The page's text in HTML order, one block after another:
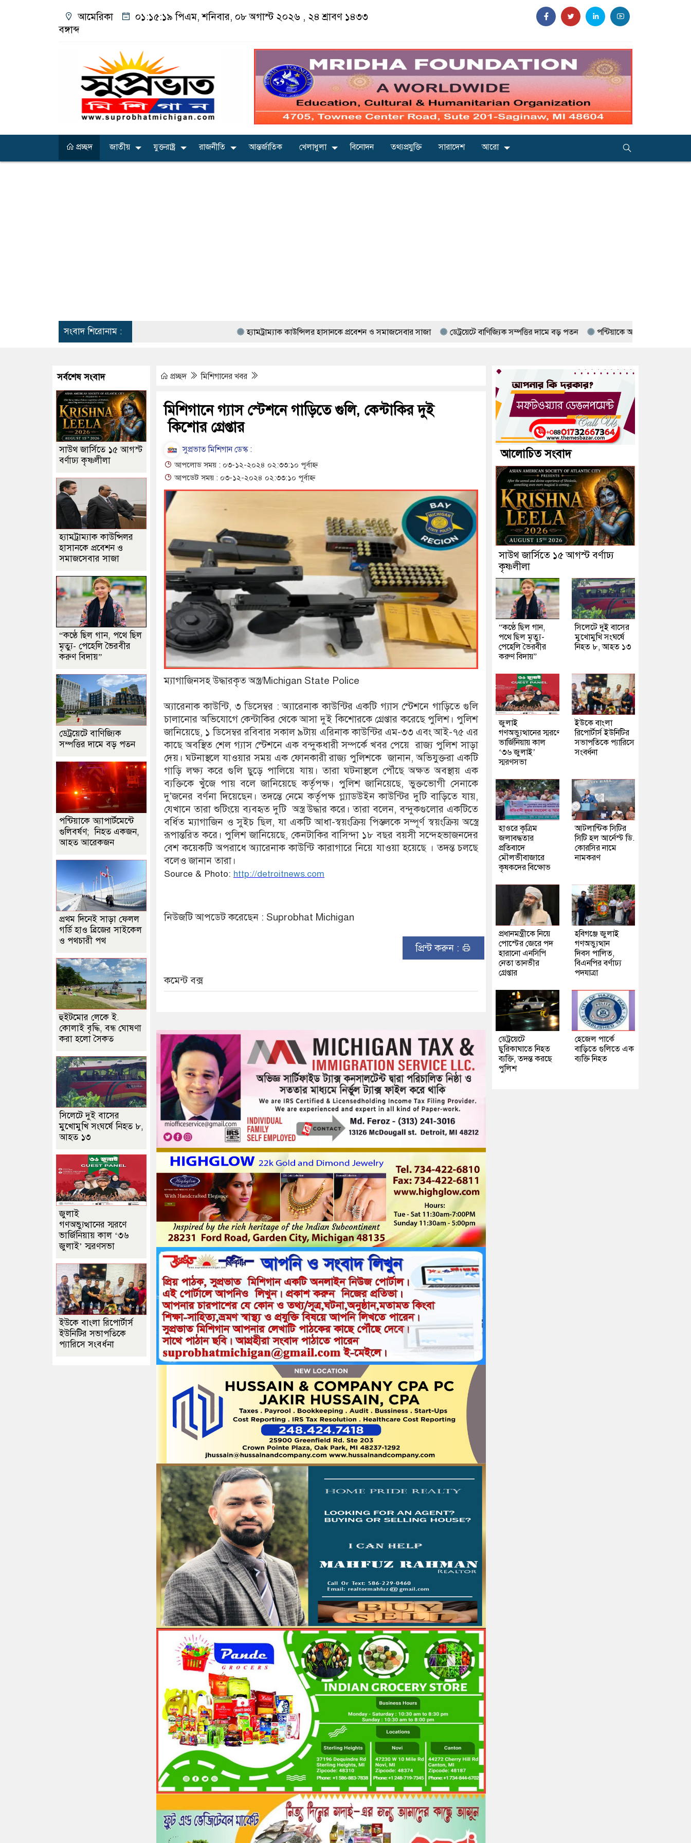
আমেরিকা ০১:১৫:২০ পিএম, শনিবার, ০৮ অগাস্ট ২০২৬ ,২৪ শ্রাবণ ১৪৩৩
বঙ্গাব্দ
প্রচ্ছদ জাতীয় যুক্তরাষ্ট্র রাজনীতি আন্তর্জাতিক খেলাধুলা বিনোদন তথ্যপ্রযুক্তি সারাদেশ আরো
সংবাদ শিরোনাম : হ্যামট্রাম্যাক কাউন্সিলর হাসানকে প্রবেশন ও সমাজসেবার সাজা ডেট্রয়েটে বাণিজ্যিক সম্পত্তির দামে বড় পতন পন্টিয়াকে অ্যাপার্টমেন্টে গুলিবর্ষণ; নিহত
প্রচ্ছদ মিশিগানের খবর
মিশিগানে গ্যাস স্টেশনে গাড়িতে গুলি, কেন্টাকির দুই
কিশোর গ্রেপ্তার
সুপ্রভাত মিশিগান ডেস্ক :
আপলোড সময় : ০৩-১২-২০২৪ ০২:৩৩:১০ পূর্বাহ্ন
আপডেট সময় : ০৩-১২-২০২৪ ০২:৩৩:১০ পূর্বাহ্ন
ম্যাগাজিনসহ উদ্ধারকৃত অস্ত্র/Michigan State Police
অ্যারেনাক কাউন্টি, ৩ ডিসেম্বর : অ্যারেনাক কাউন্টির একটি গ্যাস স্টেশনে গাড়িতে গুলি
চালানোর অভিযোগে কেন্টাকির থেকে আসা দুই কিশোরকে গ্রেপ্তার করেছে পুলিশ। পুলিশ
জানিয়েছে, ১ ডিসেম্বর রবিবার সকাল ৯টায় এরিনাক কাউন্টির এম-৩৩ এবং আই-৭৫ এর
কাছে অবস্থিত শেল গ্যাস স্টেশনে এক বন্দুকধারী সম্পর্কে খবর পেয়ে রাজ্য পুলিশ সাড়া
দেয়। ঘটনাস্থলে যাওয়ার সময় এক ফোনকারী রাজ্য পুলিশকে জানান, অভিযুক্তরা একটি
গাড়ি লক্ষ্য করে গুলি ছুড়ে পালিয়ে যায়। তারা ঘটনাস্থলে পৌঁছে অক্ষত অবস্থায় এক
ব্যক্তিকে খুঁজে পায় বলে জানিয়েছে কর্তৃপক্ষ। পুলিশ জানিয়েছে, ভুক্তভোগী সেনাকে
দু'জনের বর্ণনা দিয়েছেন। তদন্তে নেমে কর্তৃপক্ষ গ্ল্যাডউইন কাউন্টির দুটি বাড়িতে যায়,
যেখানে তারা শুটিংয়ে ব্যবহৃত দুটি অস্ত্র উদ্ধার করে। তারা বলেন, বন্দুকগুলোর একটিতে
বর্ধিত ম্যাগাজিন ও সুইচ ছিল, যা একটি আধা-স্বয়ংক্রিয় পিস্তলকে সম্পূর্ণ স্বয়ংক্রিয় অস্ত্রে
রূপান্তরিত করে। পুলিশ জানিয়েছে, কেনটাকির বাসিন্দা ১৮ বছর বয়সী সন্দেহভাজনদের
বেশ কয়েকটি অপরাধে অ্যারেনাক কাউন্টি কারাগারে নিয়ে যাওয়া হয়েছে । তদন্ত চলছে
বলেও জানান তারা।
Source & Photo: http://detroitnews.com
নিউজটি আপডেট করেছেন : Suprobhat Michigan
প্রিন্ট করুন :
কমেন্ট বক্স
সর্বশেষ সংবাদ
সাউথ জার্সিতে ১৫ আগস্ট
বর্ণাঢ্য কৃষ্ণলীলা
হ্যামট্রাম্যাক কাউন্সিলর
হাসানকে প্রবেশন ও
সমাজসেবার সাজা
“কণ্ঠে ছিল গান, পথে ছিল
মৃত্যু- পেহেলি ভৈরবীর
করুণ বিদায়”
ডেট্রয়েটে বাণিজ্যিক
সম্পত্তির দামে বড় পতন
পন্টিয়াকে অ্যাপার্টমেন্টে
গুলিবর্ষণ; নিহত একজন,
আহত আরেকজন
প্রথম দিনেই সাড়া ফেলল
গর্ডি হাও ব্রিজের সাইকেল
ও পথচারী পথ
হুইটমোর লেকে ই.
কোলাই বৃদ্ধি, বন্ধ ঘোষণা
করা হলো সৈকত
সিলেটে দুই বাসের
মুখোমুখি সংঘর্ষে নিহত ৮,
আহত ১৩
জুলাই
গণঅভ্যুত্থানের স্মরণে
ভার্জিনিয়ায় কাল ‘৩৬
জুলাই’ স্মরণসভা
ইউকে বাংলা রিপোর্টার্স
ইউনিটির সভাপতিকে
প্যারিসে সংবর্ধনা
আলোচিত সংবাদ
সাউথ জার্সিতে ১৫ আগস্ট বর্ণাঢ্য
কৃষ্ণলীলা
“কণ্ঠে ছিল গান,
পথে ছিল মৃত্যু-
পেহেলি ভৈরবীর
করুণ বিদায়”
সিলেটে দুই বাসের
মুখোমুখি সংঘর্ষে
নিহত ৮, আহত ১৩
জুলাই
গণঅভ্যুত্থানের স্মরণে
ভার্জিনিয়ায় কাল
‘৩৬ জুলাই’
স্মরণসভা
ইউকে বাংলা
রিপোর্টার্স ইউনিটির
সভাপতিকে প্যারিসে
সংবর্ধনা
হাওরে কৃত্রিম
জলাবদ্ধতার
প্রতিবাদে
মৌলভীবাজারে
কৃষকদের বিক্ষোভ
আটলান্টিক সিটির
সিটি হল আর্নেস্ট ডি.
কোরসির নামে
নামকরণ
প্রধানমন্ত্রীকে নিয়ে
পোস্টের জেরে পদ
হারানো এনসিপি
নেতা তানভীর
গ্রেপ্তার
হবিগঞ্জে জুলাই
গণঅভ্যুত্থান
দিবস পালিত,
বিএনপির বর্ণাঢ্য
পদযাত্রা
ডেট্রয়েটে
ছুরিকাঘাতে নিহত
ব্যক্তি, তদন্ত করছে
পুলিশ
হেজেল পার্কে
বাড়িতে গুলিতে এক
ব্যক্তি নিহত